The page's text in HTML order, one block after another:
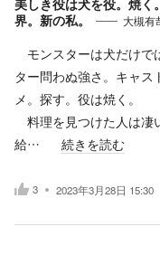
界。新の私。
大槻有
モンスターは犬だけで
ター問わぬ強さ。キャ
メ。探す。役は焼く。
料理を見つけた人は凄
給…
続きを読む
3 2023年3月28日 15:30